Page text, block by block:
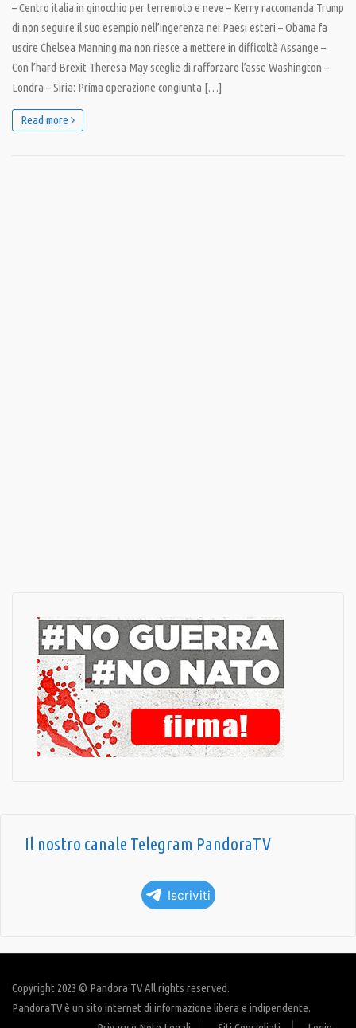
– Centro italia in ginocchio per terremoto e neve – Kerry raccomanda Trump
di non seguire il suo esempio nell’ingerenza nei Paesi esteri – Obama fa
uscire Chelsea Manning ma non riesce a mettere in difficoltà Assange –
Con l’hard Brexit Theresa May sceglie di rafforzare l’asse Washington –
Londra – Siria: Prima operazione congiunta […]
Read more
Il nostro canale Telegram PandoraTV
Iscriviti
Copyright 2023 © Pandora TV All rights reserved.
PandoraTV è un sito internet di informazione libera e indipendente.